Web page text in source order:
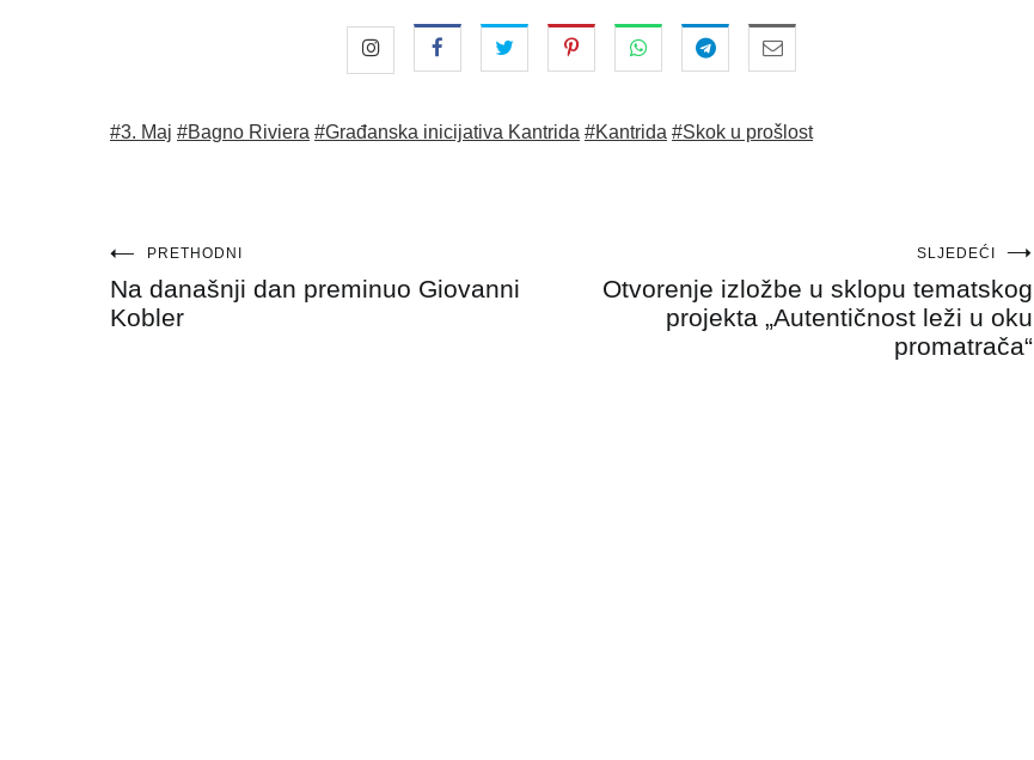
#3. Maj #Bagno Riviera #Građanska inicijativa Kantrida #Kantrida #Skok u prošlost
Navigacija
objava
PRETHODNI
Na današnji dan preminuo Giovanni
Kobler
SLJEDEĆI
Otvorenje izložbe u sklopu tematskog
projekta „Autentičnost leži u oku
promatrača“